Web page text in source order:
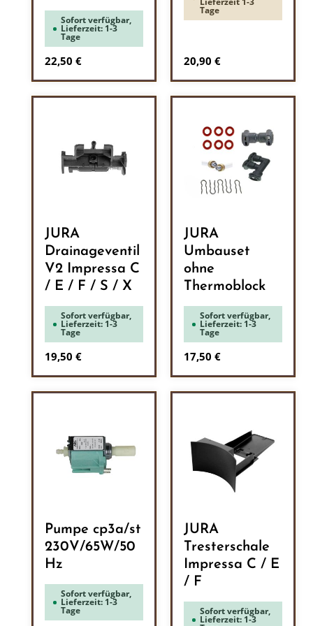
Sofort verfügbar,
Lieferzeit: 1-3
Tage
Regulärer Preis:
22,50 €
Tage
Regulärer Preis:
20,90 €
JURA
Drainageventil
V2 Impressa C
/ E / F / S / X
Sofort verfügbar,
Lieferzeit: 1-3
Tage
Regulärer Preis:
19,50 €
JURA
Umbauset
ohne
Thermoblock
Sofort verfügbar,
Lieferzeit: 1-3
Tage
Regulärer Preis:
17,50 €
Pumpe cp3a/st
230V/65W/50
Hz
Sofort verfügbar,
Lieferzeit: 1-3
Tage
JURA
Tresterschale
Impressa C / E
/ F
Sofort verfügbar,
Lieferzeit: 1-3